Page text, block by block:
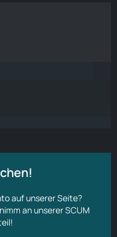
auf unserer Seite?
an unserer SCUM